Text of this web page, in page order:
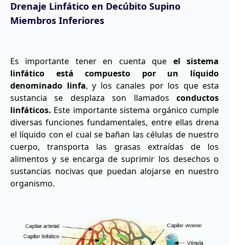
Drenaje Linfático en Decúbito Supino
Miembros Inferiores
Es importante tener en cuenta que el sistema
linfático está compuesto por un líquido
denominado linfa, y los canales por los que esta
sustancia se desplaza son llamados conductos
linfáticos. Este importante sistema orgánico cumple
diversas funciones fundamentales, entre ellas drena
el líquido con el cual se bañan las células de nuestro
cuerpo, transporta las grasas extraídas de los
alimentos y se encarga de suprimir los desechos o
sustancias nocivas que puedan alojarse en nuestro
organismo.